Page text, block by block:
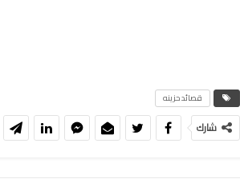
قصائد حزينه
شارك